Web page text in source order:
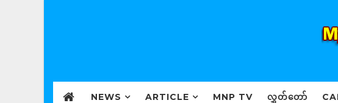
NEWS ARTICLE MNP TV လွှတ်တော်